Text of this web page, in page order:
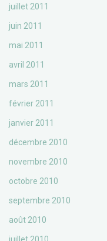
juillet 2011
juin 2011
mai 2011
avril 2011
mars 2011
février 2011
janvier 2011
décembre 2010
novembre 2010
octobre 2010
septembre 2010
août 2010